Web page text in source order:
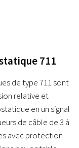
711
de type 711 sont
relative et
en un signal
de câble de 3 à
avec protection